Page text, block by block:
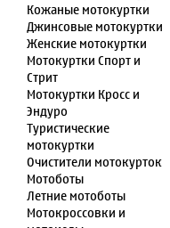
Кожаные мотокуртки
Джинсовые мотокуртки
Женские мотокуртки
Мотокуртки Спорт и
Стрит
Мотокуртки Кросс и
Эндуро
Туристические
мотокуртки
Очистители мотокурток
Мотоботы
Летние мотоботы
Мотокроссовки и